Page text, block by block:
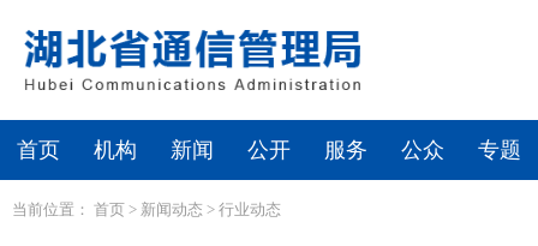
首页 机构 新闻 公开 服务 公众 专题
当前位置： 首页 > 新闻动态 > 行业动态